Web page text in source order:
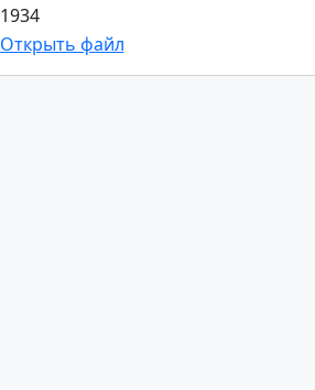
1934
Открыть файл